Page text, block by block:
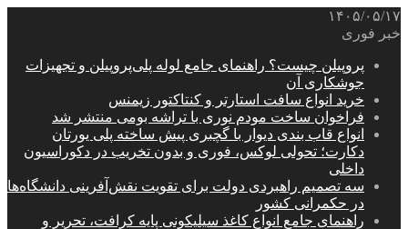
۱۴۰۵/۰۵/۱۷
خبر فوری
پروپیلن چیست؟ راهنمای جامع لوله پلی‌پروپیلن و تجهیزات
جوشکاری آن
خرید انواع سافت استارتر و کنتاکتور زیمنس
فراخوان ساخت مودم نوری با تراشه بومی منتشر شد
انواع قاب بندی دیوار با گچبری پیش ساخته پلی یورتان
دکارت؛ تحولی لوکس، فوری و بدون تخریب در دکوراسیون
داخلی
سه تصمیم راهبردی دولت برای تقویت نقش‌آفرینی دانشگاه‌ها
در حکمرانی کشور
راهنمای جامع انواع کاغذ سیلیکونی پایه کرافت، تحریر و